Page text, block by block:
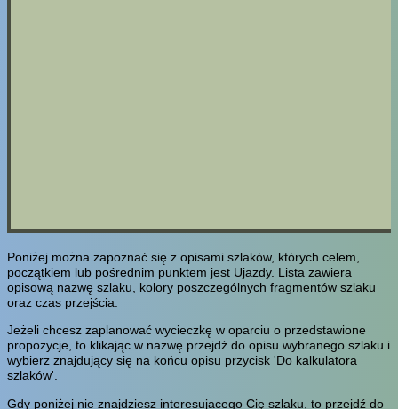
Poniżej można zapoznać się z opisami szlaków, których celem,
początkiem lub pośrednim punktem jest Ujazdy. Lista zawiera
opisową nazwę szlaku, kolory poszczególnych fragmentów szlaku
oraz czas przejścia.
Jeżeli chcesz zaplanować wycieczkę w oparciu o przedstawione
propozycje, to klikając w nazwę przejdź do opisu wybranego szlaku i
wybierz znajdujący się na końcu opisu przycisk 'Do kalkulatora
szlaków'.
Gdy poniżej nie znajdziesz interesujacego Cię szlaku, to przejdź do